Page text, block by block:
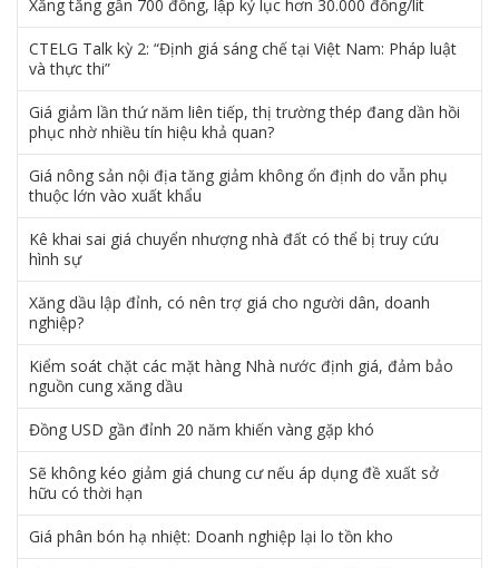
Xăng tăng gần 700 đồng, lập kỷ lục hơn 30.000 đồng/lít
CTELG Talk kỳ 2: “Định giá sáng chế tại Việt Nam: Pháp luật
và thực thi”
Giá giảm lần thứ năm liên tiếp, thị trường thép đang dần hồi
phục nhờ nhiều tín hiệu khả quan?
Giá nông sản nội địa tăng giảm không ổn định do vẫn phụ
thuộc lớn vào xuất khẩu
Kê khai sai giá chuyển nhượng nhà đất có thể bị truy cứu
hình sự
Xăng dầu lập đỉnh, có nên trợ giá cho người dân, doanh
nghiệp?
Kiểm soát chặt các mặt hàng Nhà nước định giá, đảm bảo
nguồn cung xăng dầu
Đồng USD gần đỉnh 20 năm khiến vàng gặp khó
Sẽ không kéo giảm giá chung cư nếu áp dụng đề xuất sở
hữu có thời hạn
Giá phân bón hạ nhiệt: Doanh nghiệp lại lo tồn kho